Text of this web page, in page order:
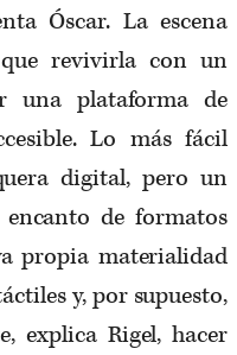
Óscar. La escena
revivirla con un
una plataforma de
Lo más fácil
digital, pero un
de formatos
propia materialidad
y, por supuesto,
explica Rigel, hacer